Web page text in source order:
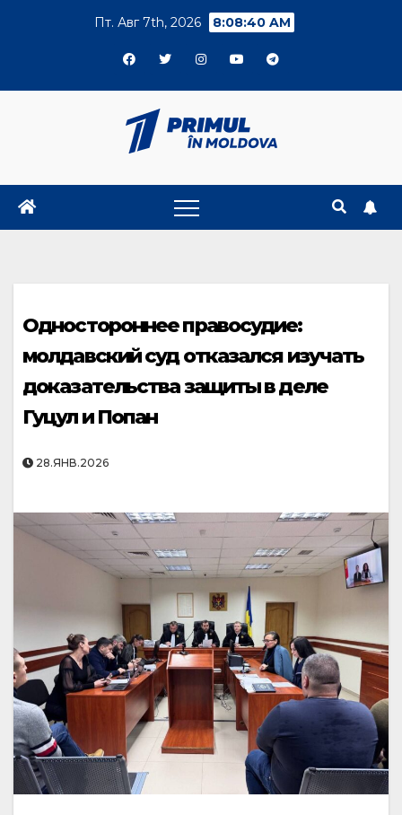
Пт. Авг 7th, 2026 8:08:41 AM
Одностороннее правосудие:
молдавский суд отказался изучать
доказательства защиты в деле
Гуцул и Попан
28.ЯНВ.2026